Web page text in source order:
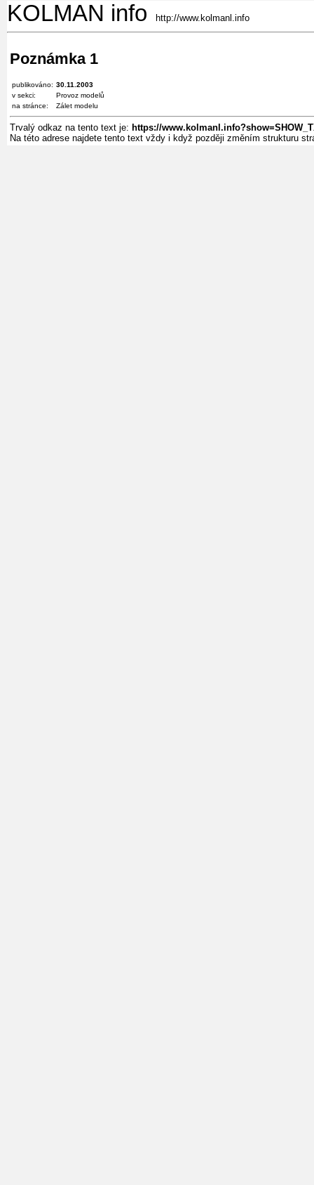
KOLMAN info http://www.kolmanl.info
Poznámka 1
publikováno: 30.11.2003
v sekci:
Provoz modelů
na stránce:
Zálet modelu
Trvalý odkaz na tento text je: https://
Na této adrese najdete tento text vždy i když později změním strukturu